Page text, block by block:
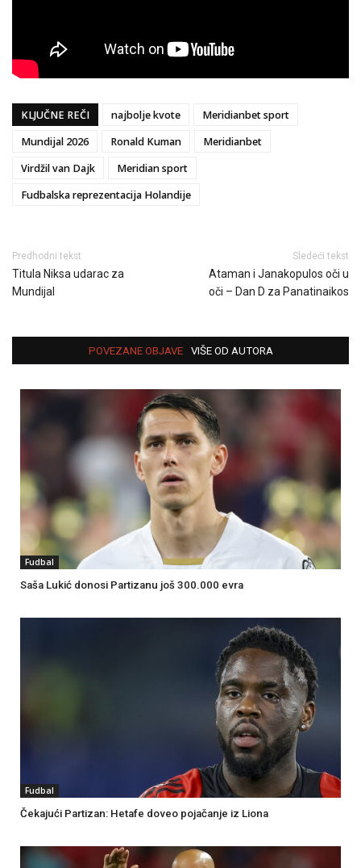
KLJUČNE REČI najbolje kvote
Meridianbet sport
Mundijal 2026
Ronald Kuman
Meridianbet
Virdžil van Dajk
Meridian sport
Fudbalska reprezentacija Holandije
Predhodni tekst
Titula Niksa udarac za
Mundijal
Sledeći tekst
Ataman i Janakopulos oči u
oči – Dan D za Panatinaikos
POVEZANE OBJAVE VIŠE OD AUTORA
Fudbal
Saša Lukić donosi Partizanu još 300.000 evra
Fudbal
Čekajući Partizan: Hetafe doveo pojačanje iz Liona